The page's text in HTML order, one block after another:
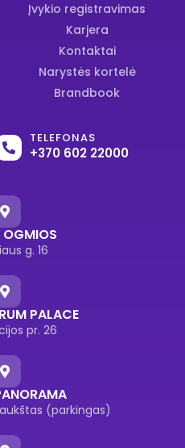
Įvykio registravimas
Karjera
Kontaktai
Narystės kortelė
Brandbook
TELEFONAS
+370 602 22000
g. 16
PALACE
pr. 26
(parkingas)